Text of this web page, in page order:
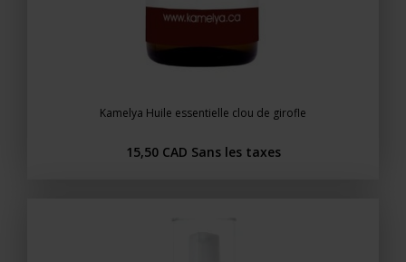
Kamelya Huile essentielle clou de girofle
15,50 CAD Sans les taxes